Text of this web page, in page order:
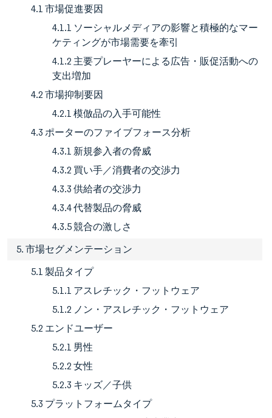
4.1 市場促進要因
4.1.1 ソーシャルメディアの影響と積極的なマー
ケティングが市場需要を牽引
4.1.2 主要プレーヤーによる広告・販促活動への
支出増加
4.2 市場抑制要因
4.2.1 模倣品の入手可能性
4.3 ポーターのファイブフォース分析
4.3.1 新規参入者の脅威
4.3.2 買い手／消費者の交渉力
4.3.3 供給者の交渉力
4.3.4 代替製品の脅威
4.3.5 競合の激しさ
5. 市場セグメンテーション
5.1 製品タイプ
5.1.1 アスレチック・フットウェア
5.1.2 ノン・アスレチック・フットウェア
5.2 エンドユーザー
5.2.1 男性
5.2.2 女性
5.2.3 キッズ／子供
5.3 プラットフォームタイプ